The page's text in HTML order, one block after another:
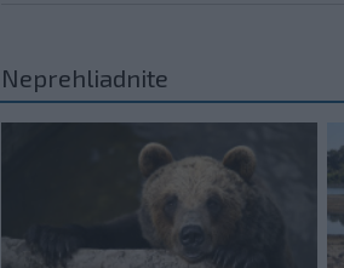
Neprehliadnite